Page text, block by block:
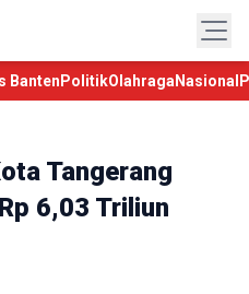
Banten PolitikOlahraga Nasional
Tangerang
6,03 Triliun